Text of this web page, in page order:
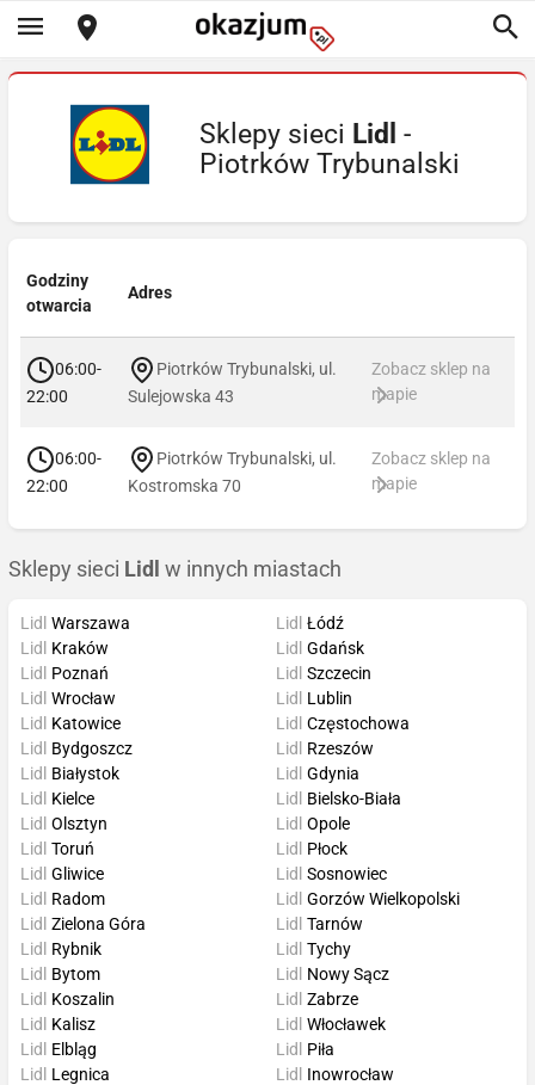
Sklepy sieci Lidl -
Piotrków Trybunalski
Godziny
otwarcia
Adres
06:00-
22:00
Piotrków Trybunalski, ul.
Sulejowska 43
Zobacz sklep na
mapie
06:00-
22:00
Piotrków Trybunalski, ul.
Kostromska 70
Zobacz sklep na
mapie
Sklepy sieci Lidl w innych miastach
Lidl Warszawa
Lidl Kraków
Lidl Poznań
Lidl Wrocław
Lidl Łódź
Lidl Gdańsk
Lidl Szczecin
Lidl Lublin
Lidl Katowice
Lidl Bydgoszcz
Lidl Białystok
Lidl Kielce
Lidl Częstochowa
Lidl Rzeszów
Lidl Gdynia
Lidl Bielsko-Biała
Lidl Olsztyn
Lidl Toruń
Lidl Gliwice
Lidl Radom
Lidl Opole
Lidl Płock
Lidl Sosnowiec
Lidl Gorzów Wielkopolski
Lidl Zielona Góra
Lidl Rybnik
Lidl Bytom
Lidl Koszalin
Lidl Tarnów
Lidl Tychy
Lidl Nowy Sącz
Lidl Zabrze
Lidl Kalisz
Lidl Elbląg
Lidl Legnica
Lidl Włocławek
Lidl Piła
Lidl Inowrocław